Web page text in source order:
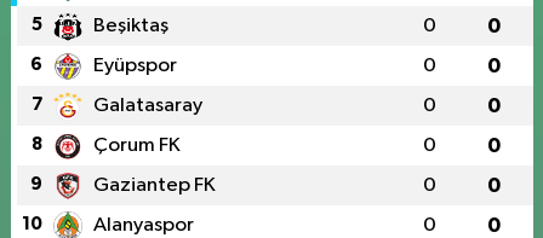
5 Beşiktaş 0 0
6 Eyüpspor 0 0
7 Galatasaray 0 0
8 Çorum FK 0 0
9 Gaziantep FK 0 0
10 Alanyaspor 0 0